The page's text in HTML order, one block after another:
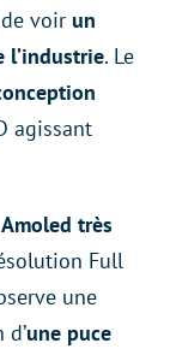
voir un
l’industrie. Le
agissant
très
Full
une
une puce